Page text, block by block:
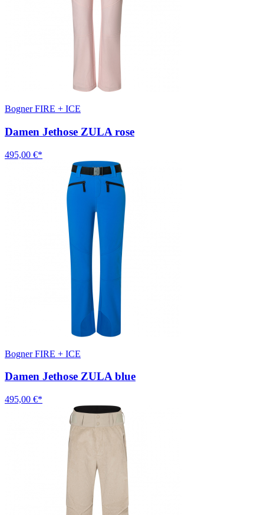
Bogner FIRE + ICE
Damen Jethose ZULA rose
495,00 €*
Bogner FIRE + ICE
Damen Jethose ZULA blue
495,00 €*